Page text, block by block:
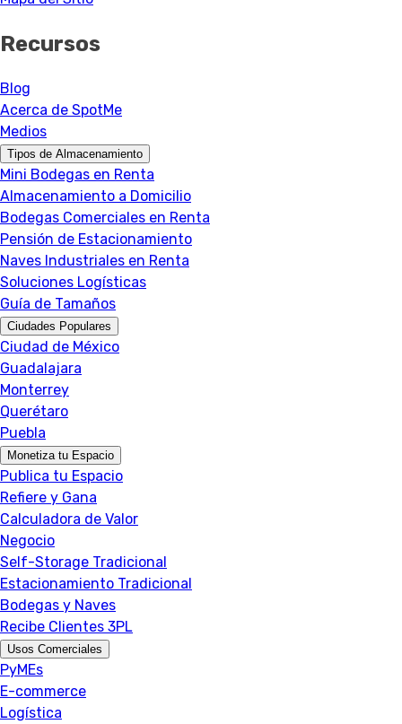
Recursos
Blog
Acerca de SpotMe
Medios
Tipos de Almacenamiento
Mini Bodegas en Renta
Almacenamiento a Domicilio
Bodegas Comerciales en Renta
Pensión de Estacionamiento
Naves Industriales en Renta
Soluciones Logísticas
Guía de Tamaños
Ciudades Populares
Ciudad de México
Guadalajara
Monterrey
Querétaro
Puebla
Monetiza tu Espacio
Publica tu Espacio
Refiere y Gana
Calculadora de Valor
Negocio
Self-Storage Tradicional
Estacionamiento Tradicional
Bodegas y Naves
Recibe Clientes 3PL
Usos Comerciales
PyMEs
E-commerce
Logística